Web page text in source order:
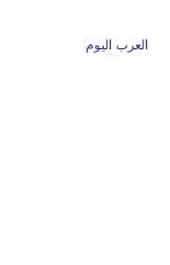
العرب اليوم